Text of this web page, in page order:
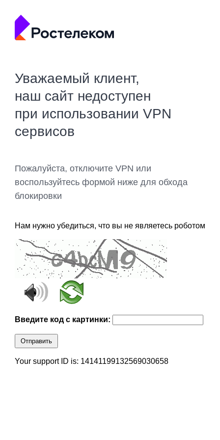
Уважаемый клиент,
наш сайт недоступен
при использовании VPN
сервисов
Пожалуйста, отключите VPN или
воспользуйтесь формой ниже для обхода
блокировки
Нам нужно убедиться, что вы не являетесь роботом
Введите код с картинки:
Отправить
Your support ID is: 14141199132569030658